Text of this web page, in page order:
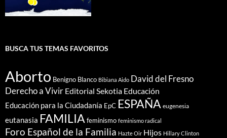
BUSCA TUS TEMAS FAVORITOS
Aborto Benigno Blanco Bibiana Aido David del Fresno
Derecho a Vivir Editorial Sekotia Educación
Educación para la Ciudadanía EpC ESPAÑA eugenesia
eutanasia FAMILIA feminismo feminismo radical
Foro Español de la Familia Hazte Oir Hijos Hillary Clinton